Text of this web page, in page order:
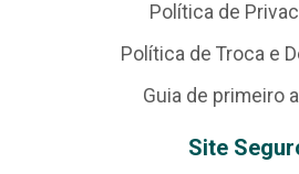
Política de
Política de Troca e
Guia de primeiro
Site